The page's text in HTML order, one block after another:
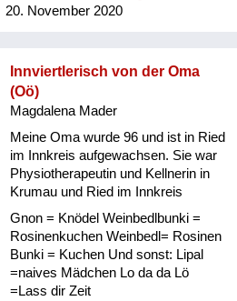
rennt auch schon der Halltaler nach"
und Haare schneiden zu tun hatte,
ist mir leider nicht bekannt.
20. November 2020
Innviertlerisch von der Oma
(Oö)
Magdalena Mader
Meine Oma wurde 96 und ist in Ried
im Innkreis aufgewachsen. Sie war
Physiotherapeutin und Kellnerin in
Krumau und Ried im Innkreis
Gnon = Knödel Weinbedlbunki =
Rosinenkuchen Weinbedl= Rosinen
Bunki = Kuchen Und sonst: Lipal
=naives Mädchen Lo da da Lö
=Lass dir Zeit